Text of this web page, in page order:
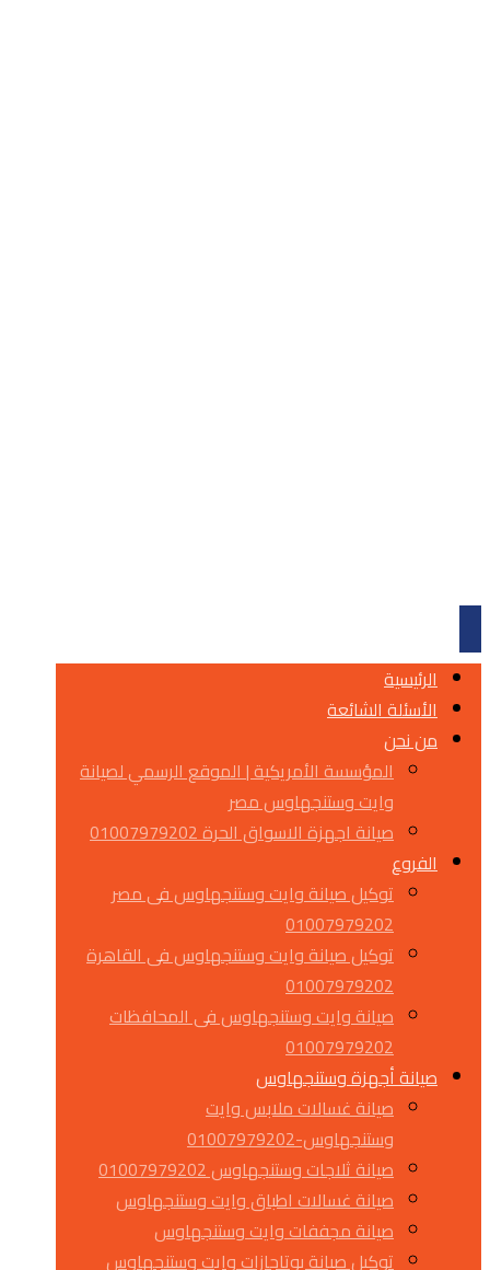
الرئيسية
الأسئلة الشائعة
من نحن
المؤسسة الأمريكية | الموقع الرسمي لصيانة
وايت وستنجهاوس مصر
صيانة اجهزة الاسواق الحرة 01007979202
الفروع
توكيل صيانة وايت وستنجهاوس فى مصر
01007979202
توكيل صيانة وايت وستنجهاوس فى القاهرة
01007979202
صيانة وايت وستنجهاوس فى المحافظات
01007979202
صيانة أجهزة وستنجهاوس
صيانة غسالات ملابس وايت
وستنجهاوس-01007979202
صيانة ثلاجات وستنجهاوس 01007979202
صيانة غسالات اطباق وايت وستنجهاوس
صيانة مجففات وايت وستنجهاوس
توكيل صيانة بوتاجازات وايت وستنجهاوس